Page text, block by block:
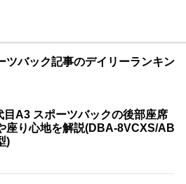
バック記事のデイリーランキン
目A3 スポーツバックの後部座席
座り心地を解説(DBA-8VCXS/AB
)